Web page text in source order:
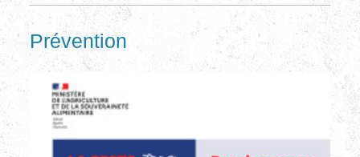
Prévention